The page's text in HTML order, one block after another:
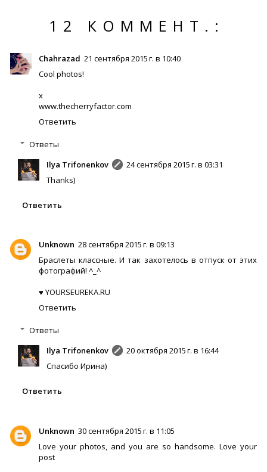
12 КОММЕНТ.:
Chahrazad 21 сентября 2015 г. в 10:40
Cool photos!
x
www.thecherryfactor.com
Ответить
Ответы
Ilya Trifonenkov
24 сентября 2015 г. в 03:31
Thanks)
Ответить
Unknown 28 сентября 2015 г. в 09:13
Браслеты классные. И так захотелось в отпуск от этих
фотографий! ^_^
♥ YOURSEUREKA.RU
Ответить
Ответы
Ilya Trifonenkov
20 октября 2015 г. в 16:44
Спасибо Ирина)
Ответить
Unknown 30 сентября 2015 г. в 11:05
Love your photos, and you are so handsome. Love your
post